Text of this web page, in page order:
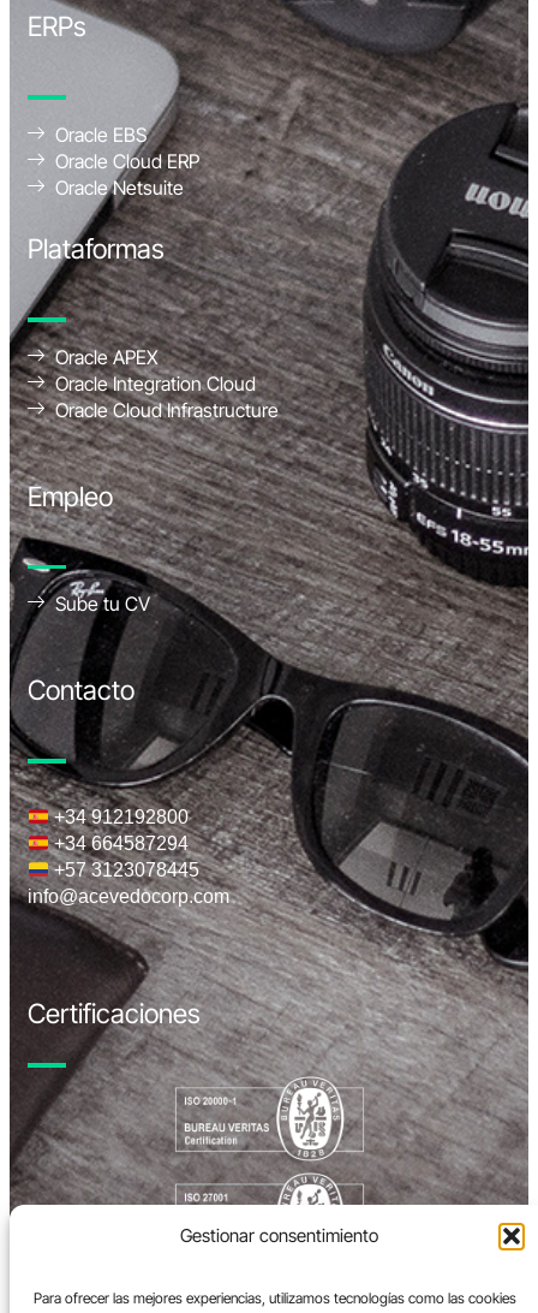
Gestionar consentimiento
Para ofrecer las mejores experiencias, utilizamos tecnologías como las cookies
ERPs
Oracle EBS
Oracle Cloud ERP
Oracle Netsuite
Plataformas
Oracle APEX
Oracle Integration Cloud
Oracle Cloud Infrastructure
Empleo
Sube tu CV
Contacto
+34 912192800
+34 664587294
+57 3123078445
info@acevedocorp.com
Certificaciones